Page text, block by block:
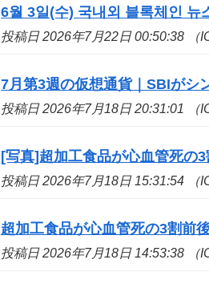
6월 3일(수) 국내외 블록체인 뉴
投稿日 2026年7月22日 00:50:38 （
7月第3週の仮想通貨｜SBIが
投稿日 2026年7月18日 20:31:01 （
[写真]超加工食品が心血管死の
投稿日 2026年7月18日 15:31:54 （
超加工食品が心血管死の3割前
投稿日 2026年7月18日 14:53:38 （